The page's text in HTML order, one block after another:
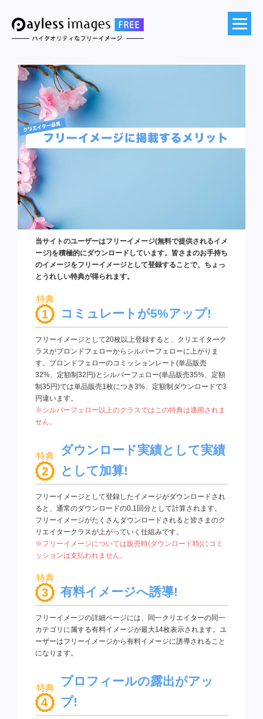
当サイトのユーザーはフリーイメージ(無料で提供されるイメ
ージ)を積極的にダウンロードしています。皆さまのお手持ち
のイメージをフリーイメージとして登録することで、ちょっ
とうれしい特典が得られます。
コミュレートが5%アップ!
フリーイメージとして20枚以上登録すると、クリエイターク
ラスがブロンドフェローからシルバーフェローに上がりま
す。ブロンドフェローのコミッションレート(単品販売
32%、定額制32円)とシルバーフェロー(単品販売35%、定額
制35円)では単品販売1枚につき3%、定額制ダウンロードで3
円違います。
※シルバーフェロー以上のクラスではこの特典は適用されま
せん。
ダウンロード実績として実績
として加算!
フリーイメージとして登録したイメージがダウンロードされ
ると、通常のダウンロードの0.1回分として計算されます。
フリーイメージがたくさんダウンロードされると皆さまのク
リエイタークラスが上がっていく仕組みです。
※フリーイメージについては販売時(ダウンロード時)にコミ
ッションは支払われません。
有料イメージへ誘導!
フリーイメージの詳細ページには、同一クリエイターの同一
カテゴリに属する有料イメージが最大14枚表示されます。ユ
ーザーはフリーイメージから有料イメージに誘導されること
になります。
プロフィールの露出がアッ
プ!